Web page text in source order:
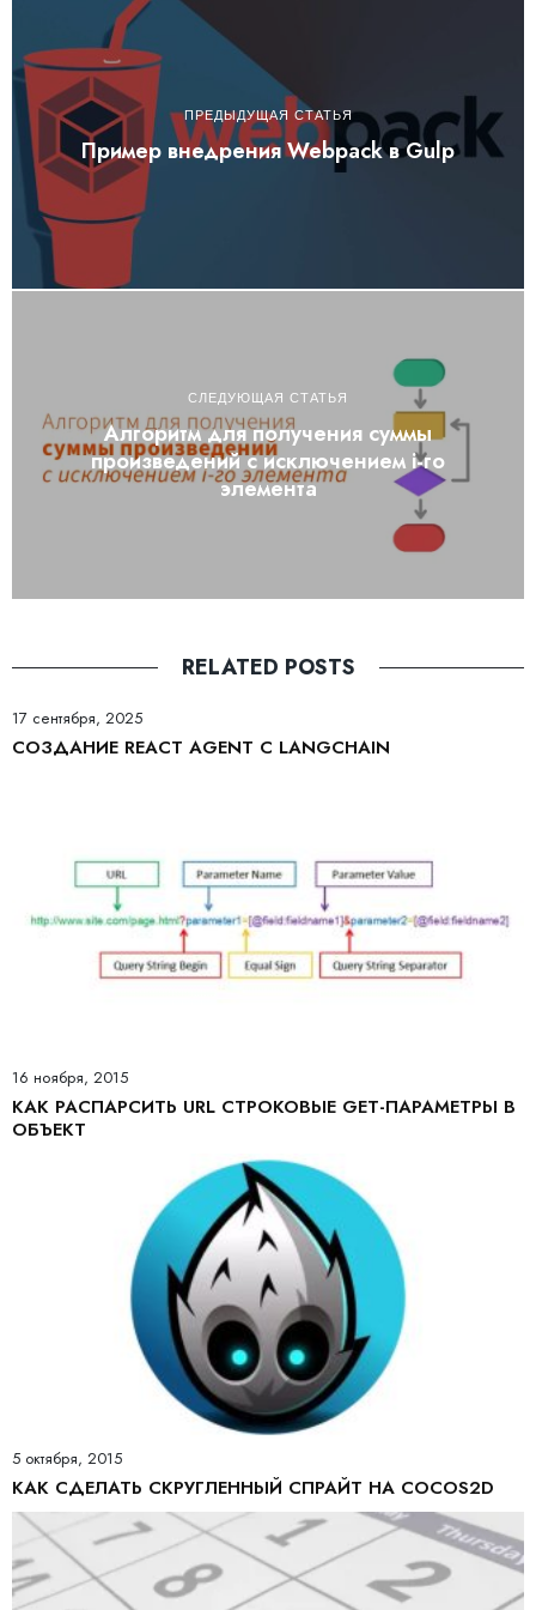
ПРЕДЫДУЩАЯ СТАТЬЯ
Пример внедрения Webpack в Gulp
СЛЕДУЮЩАЯ СТАТЬЯ
Алгоритм для получения суммы
произведений с исключением i-го
элемента
RELATED POSTS
17 сентября, 2025
СОЗДАНИЕ REACT AGENT С LANGCHAIN
16 ноября, 2015
КАК РАСПАРСИТЬ URL СТРОКОВЫЕ GET-ПАРАМЕТРЫ В
ОБЪЕКТ
5 октября, 2015
КАК СДЕЛАТЬ СКРУГЛЕННЫЙ СПРАЙТ НА COCOS2D